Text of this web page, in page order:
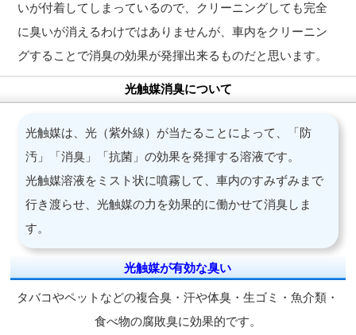
いが付着してしまっているので、クリーニングしても完全
に臭いが消えるわけではありませんが、車内をクリーニン
グすることで消臭の効果が発揮出来るものだと思います。
光触媒消臭について
光触媒は、光（紫外線）が当たることによって、「防
汚」「消臭」「抗菌」の効果を発揮する溶液です。
光触媒溶液をミスト状に噴霧して、車内のすみずみまで
行き渡らせ、光触媒の力を効果的に働かせて消臭しま
す。
光触媒が有効な臭い
タバコやペットなどの複合臭・汗や体臭・生ゴミ・魚介類・
食べ物の腐敗臭に効果的です。